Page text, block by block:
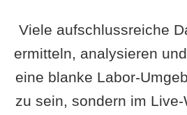
Viele aufschlussreiche
ermitteln, analysieren
eine blanke Labor-
zu sein, sondern im